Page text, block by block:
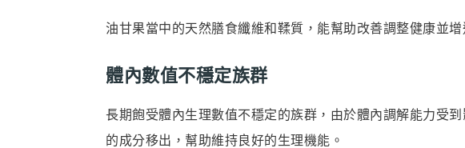
油甘果當中的天然膳食纖維和鞣質，能幫助改善調整健康並增
體內數值不穩定族群
長期飽受體內生理數值不穩定的族群，由於體內調解能力受
的成分移出，幫助維持良好的生理機能。